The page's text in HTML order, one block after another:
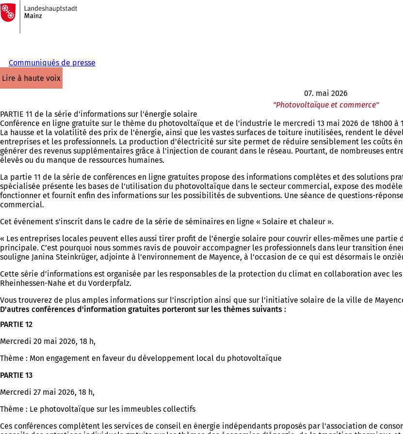
Accéder au contenu
Vers
la
page
d'accueil
Communiqués de presse
lire à haute voix
07. mai 2026
"Photovoltaïque et commerce"
PARTIE 11 de la série d'informations sur l'énergie solaire
Conférence en ligne gratuite sur le thème du photovoltaïque et de l'industrie le mercredi 13 mai 2026 de 18h00 à
La hausse et la volatilité des prix de l'énergie, ainsi que les vastes surfaces de toiture inutilisées, rendent le
entreprises et les professionnels. La production d'électricité sur site permet de réduire sensiblement les coûts
générer des revenus supplémentaires grâce à l'injection de courant dans le réseau. Pourtant, de nombreuses
élevés ou du manque de ressources humaines.
La partie 11 de la série de conférences en ligne gratuites propose des informations complètes et des solutions
spécialisée présente les bases de l'utilisation du photovoltaïque dans le secteur commercial, expose des
fonctionner et fournit enfin des informations sur les possibilités de subventions. Une séance de questions-
commercial.
Cet événement s'inscrit dans le cadre de la série de séminaires en ligne « Solaire et chaleur ».
« Les entreprises locales peuvent elles aussi tirer profit de l’énergie solaire pour couvrir elles-mêmes une
principale. C’est pourquoi nous sommes ravis de pouvoir accompagner les professionnels dans leur transition
souligne Janina Steinkrüger, adjointe à l’environnement de Mayence, à l’occasion de ce qui est désormais le
Cette série d’informations est organisée par les responsables de la protection du climat en collaboration avec
Rheinhessen-Nahe et du Vorderpfalz.
Vous trouverez de plus amples informations sur l’inscription ainsi que sur l’initiative solaire de la ville de
D'autres conférences d'information gratuites porteront sur les thèmes suivants :
PARTIE 12
Mercredi 20 mai 2026, 18 h,
Thème : Mon engagement en faveur du développement local du photovoltaïque
PARTIE 13
Mercredi 27 mai 2026, 18 h,
Thème : Le photovoltaïque sur les immeubles collectifs
Ces conférences complètent les services de conseil en énergie indépendants proposés par l'association de